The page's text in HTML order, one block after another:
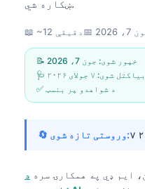
ښکاره شي.
📖 ~12 دقیقې📅 2026
📝 خپور شوی: جون 7، 2026
بیاکتل شوی: ۷ جولای ۲۰۲۶
✅ د شواهدو پر بنسټ
🔄 وروستی تازه شوی:
ایم ډي په همکارۍ سره د